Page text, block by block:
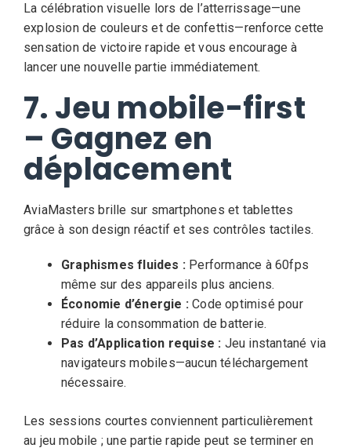
La célébration visuelle lors de l’atterrissage—une
explosion de couleurs et de confettis—renforce cette
sensation de victoire rapide et vous encourage à
lancer une nouvelle partie immédiatement.
7. Jeu mobile-first
– Gagnez en
déplacement
AviaMasters brille sur smartphones et tablettes
grâce à son design réactif et ses contrôles tactiles.
Graphismes fluides : Performance à 60fps
même sur des appareils plus anciens.
Économie d’énergie : Code optimisé pour
réduire la consommation de batterie.
Pas d’Application requise : Jeu instantané via
navigateurs mobiles—aucun téléchargement
nécessaire.
Les sessions courtes conviennent particulièrement
au jeu mobile ; une partie rapide peut se terminer en